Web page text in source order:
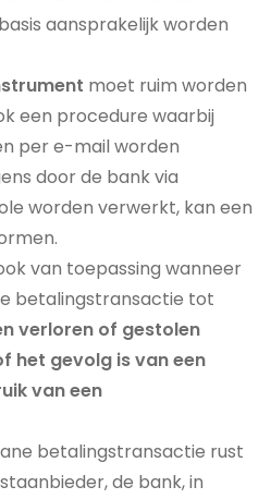
aansprakelijk worden
moet ruim worden
een procedure waarbij
per e-mail worden
door de bank via
worden verwerkt, kan een
van toepassing wanneer
betalingstransactie tot
verloren of gestolen
het gevolg is van een
van een
betalingstransactie rust
de bank, in